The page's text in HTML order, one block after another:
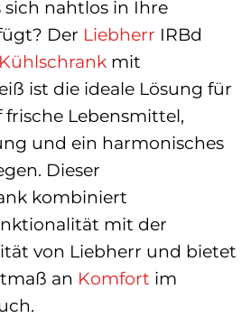
sich nahtlos in Ihre
Der Liebherr IRBd
Kühlschrank mit
ist die ideale Lösung für
frische Lebensmittel,
und ein harmonisches
Dieser
kombiniert
mit der
von Liebherr und bietet
an Komfort im